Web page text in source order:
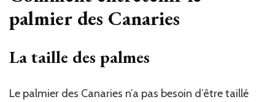
palmier des Canaries
La taille des palmes
Le palmier des Canaries n’a pas besoin d’être taillé